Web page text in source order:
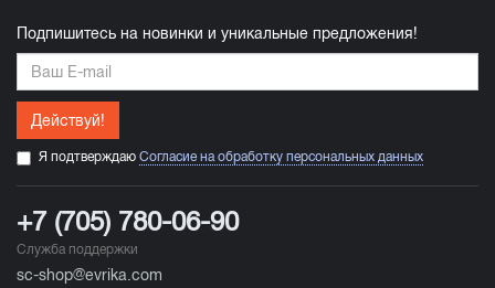
Подпишитесь на новинки и уникальные предложения!
Действуй!
Я подтверждаю Согласие на обработку персональных данных
+7 (705) 780-06-90
Служба поддержки
sc-shop@evrika.com